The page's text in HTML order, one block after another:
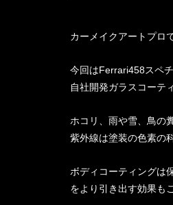
カーメイクアートプロ
今回はFerrari458スペ
自社開発ガラスコーテ
ホコリ、雨や雪、鳥の
紫外線は塗装の色素の
ボディコーティングは
をより引き出す効果も